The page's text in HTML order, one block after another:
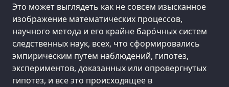
Это может выглядеть как не совсем изысканное
изображение математических процессов,
научного метода и его крайне барóчных систем
следственных наук, всех, что сформировались
эмпирическим путем наблюдений, гипотез,
экспериментов, доказанных или опровергнутых
гипотез, и все это происходящее в